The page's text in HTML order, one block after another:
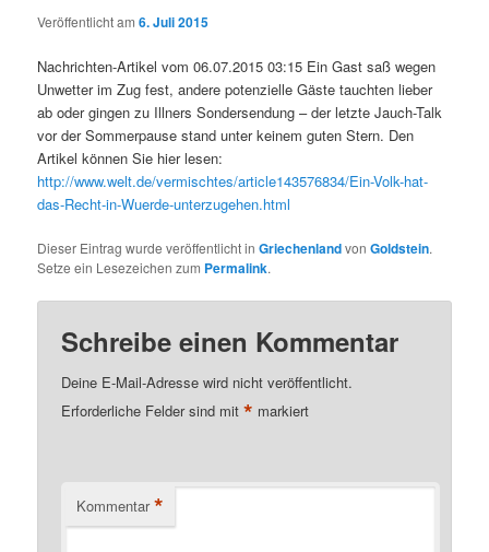
Veröffentlicht am6. Juli 2015
Nachrichten-Artikel vom 06.07.2015 03:15 Ein Gast saß wegen
Unwetter im Zug fest, andere potenzielle Gäste tauchten lieber
ab oder gingen zu Illners Sondersendung – der letzte Jauch-Talk
vor der Sommerpause stand unter keinem guten Stern. Den
Artikel können Sie hier lesen:
http://www.welt.de/vermischtes/article143576834/Ein-Volk-hat-
das-Recht-in-Wuerde-unterzugehen.html
Dieser Eintrag wurde veröffentlicht inGriechenlandvonGoldstein.
Setze ein Lesezeichen zum Permalink.
Schreibe einen Kommentar
Deine E-Mail-Adresse wird nicht veröffentlicht.
Erforderliche Felder sind mit* markiert
Kommentar *